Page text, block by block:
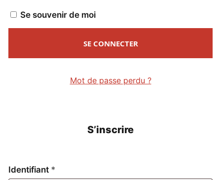
Se souvenir de moi
SE CONNECTER
Mot de passe perdu ?
S’inscrire
Identifiant *